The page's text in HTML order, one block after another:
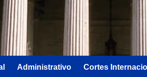
Administrativo Cortes